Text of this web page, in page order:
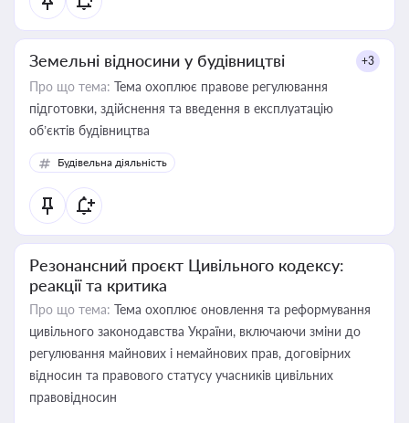
Земельні відносини у будівництві +3
Про що тема: Тема охоплює правове регулювання
підготовки, здійснення та введення в експлуатацію
об’єктів будівництва
Будівельна діяльність
Резонансний проєкт Цивільного кодексу:
реакції та критика
Про що тема: Тема охоплює оновлення та реформування
цивільного законодавства України, включаючи зміни до
регулювання майнових і немайнових прав, договірних
відносин та правового статусу учасників цивільних
правовідносин